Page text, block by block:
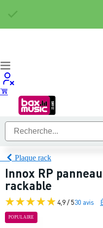
Plaque rack
Innox RP
rackable
4,9 / 530 avis
POPULAIRE